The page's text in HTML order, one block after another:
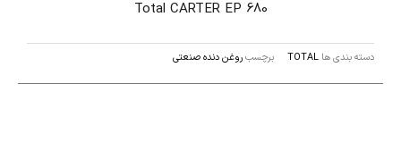
Total CARTER EP 680
دسته بندی ها TOTAL برچسبروغن دنده صنعتی